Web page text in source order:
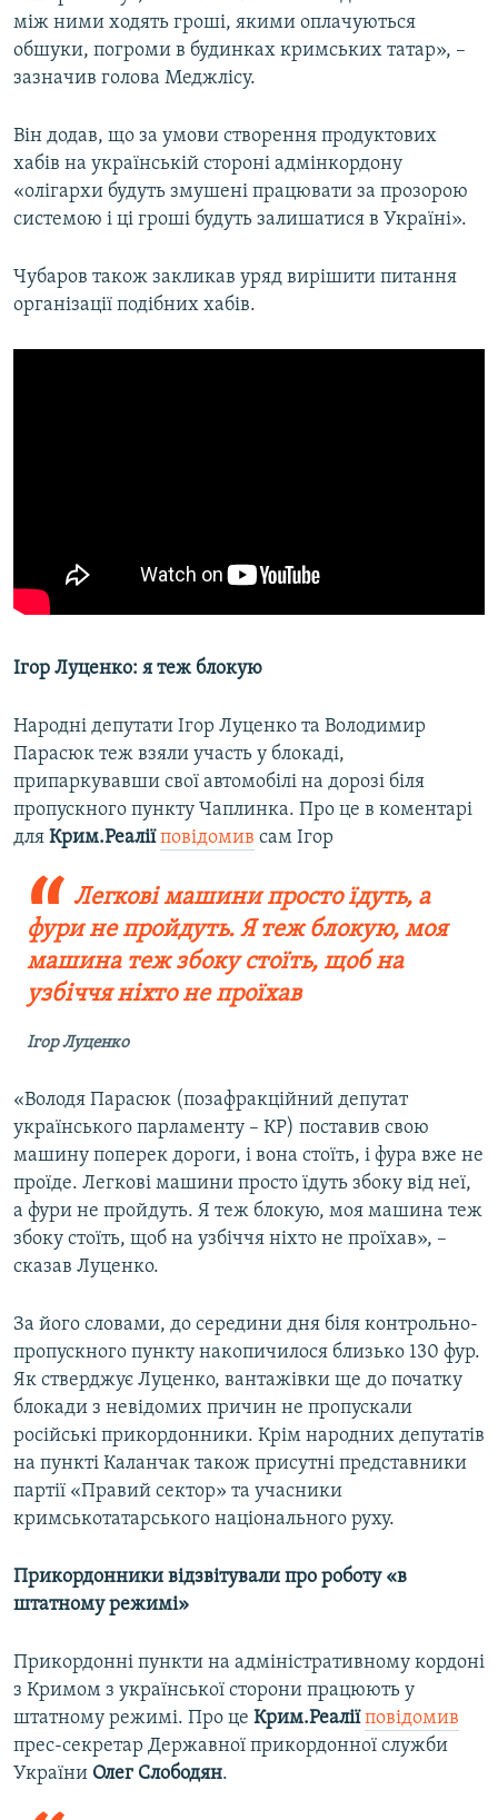
між ними ходять гроші, якими оплачуються
обшуки, погроми в будинках кримських татар», –
зазначив голова Меджлісу.
Він додав, що за умови створення продуктових
хабів на українській стороні адмінкордону
«олігархи будуть змушені працювати за прозорою
системою і ці гроші будуть залишатися в Україні».
Чубаров також закликав уряд вирішити питання
організації подібних хабів.
Ігор Луценко: я теж блокую
Народні депутати Ігор Луценко та Володимир
Парасюк теж взяли участь у блокаді,
припаркувавши свої автомобілі на дорозі біля
пропускного пункту Чаплинка. Про це в коментарі
для Крим.Реалії повідомив сам Ігор
Легкові машини просто їдуть, а
фури не пройдуть. Я теж блокую, моя
машина теж збоку стоїть, щоб на
узбіччя ніхто не проїхав
Ігор Луценко
«Володя Парасюк (позафракційний депутат
українського парламенту – КР) поставив свою
машину поперек дороги, і вона стоїть, і фура вже не
проїде. Легкові машини просто їдуть збоку від неї,
а фури не пройдуть. Я теж блокую, моя машина теж
збоку стоїть, щоб на узбіччя ніхто не проїхав», –
сказав Луценко.
За його словами, до середини дня біля контрольно-
пропускного пункту накопичилося близько 130 фур.
Як стверджує Луценко, вантажівки ще до початку
блокади з невідомих причин не пропускали
російські прикордонники. Крім народних депутатів
на пункті Каланчак також присутні представники
партії «Правий сектор» та учасники
кримськотатарського національного руху.
Прикордонники відзвітували про роботу «в
штатному режимі»
Прикордонні пункти на адміністративному кордоні
з Кримом з української сторони працюють у
штатному режимі. Про це Крим.Реаліїповідомив
прес-секретар Державної прикордонної служби
України Олег Слободян.